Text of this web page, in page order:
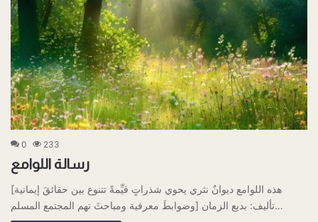
0 233
رسالة اللوامع
[هذه اللوامع ديوانٌ نثري يحوي شذراتٍ قيِّمةً تتنوع بين حقائقَ إيمانية
وضوابطَ معرفية ومباحثَ تهم المجتمع المسلم] تأليف: بديع الزمان…